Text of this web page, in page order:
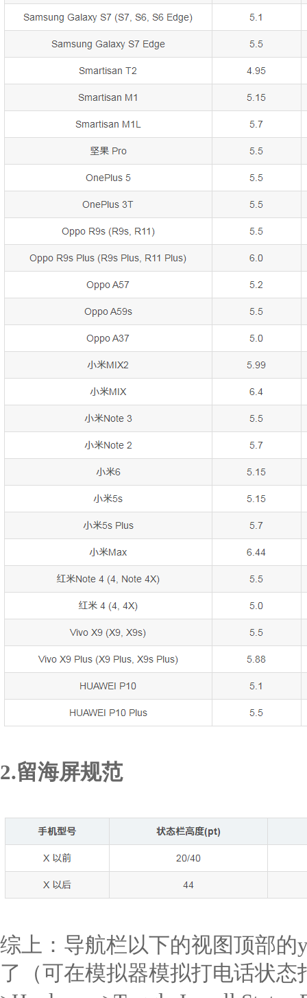
2.留海屏规范
综上：导航栏以下的视图顶部
了（可在模拟器模拟打电话状态